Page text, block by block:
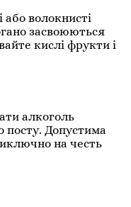
волокнисті
засвоюються
кислі фрукти і
алкоголь
посту. Допустима
на честь